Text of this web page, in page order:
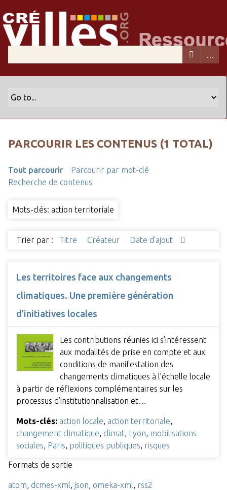
PARCOURIR LES CONTENUS (1 TOTAL)
Tout parcourir
Parcourir par mot-clé
Recherche de contenus
Mots-clés: action territoriale
Trier par : Titre Créateur Date d'ajout
Les territoires face aux changements
climatiques. Une première génération
d’initiatives locales
Les contributions réunies ici s’intéressent
aux modalités de prise en compte et aux
conditions de manifestation des
changements climatiques à l’échelle locale
à partir de réflexions complémentaires sur les
processus d’institutionnalisation et…
Mots-clés: action locale action territoriale
changement climatique climat Lyon mobilisations
sociales Paris politiques publiques risques
Formats de sortie
atom dcmes-xml json omeka-xml rss2